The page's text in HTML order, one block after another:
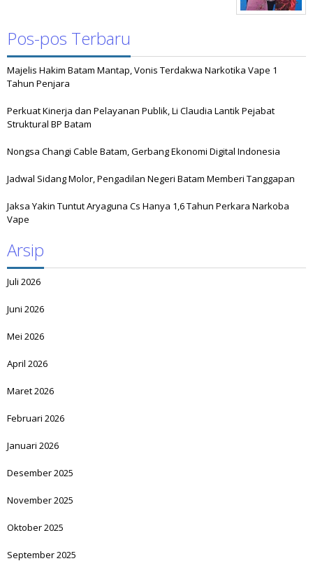
Pos-pos Terbaru
Majelis Hakim Batam Mantap, Vonis Terdakwa Narkotika Vape 1
Tahun Penjara
Perkuat Kinerja dan Pelayanan Publik, Li Claudia Lantik Pejabat
Struktural BP Batam
Nongsa Changi Cable Batam, Gerbang Ekonomi Digital Indonesia
Jadwal Sidang Molor, Pengadilan Negeri Batam Memberi Tanggapan
Jaksa Yakin Tuntut Aryaguna Cs Hanya 1,6 Tahun Perkara Narkoba
Vape
Arsip
Juli 2026
Juni 2026
Mei 2026
April 2026
Maret 2026
Februari 2026
Januari 2026
Desember 2025
November 2025
Oktober 2025
September 2025